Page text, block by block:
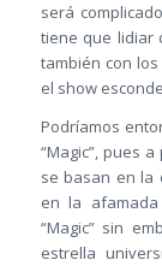
será
tiene que lidiar
también con
el show
Podríamos
“Magic”, pues
se basan en la
en la
“Magic” sin
estrella